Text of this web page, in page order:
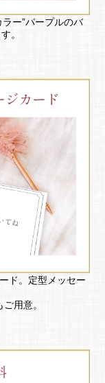
ー”パープルのバ
。
ド。定型メッセー
用意。